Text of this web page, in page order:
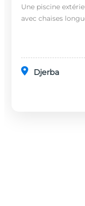
Une piscine
avec chaises
Djerba